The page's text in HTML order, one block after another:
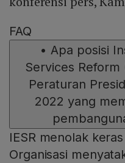
FAQ
• Apa posisi
Services Reform
Peraturan
2022 yang
IESR menolak
Organisasi